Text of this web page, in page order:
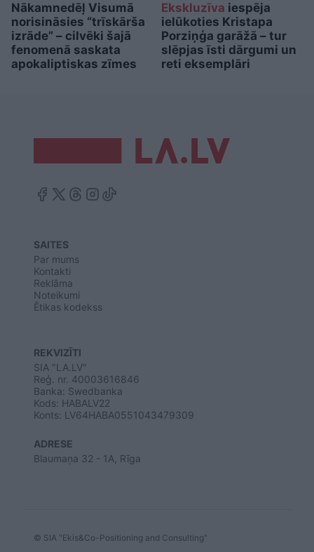
Nākamnedēļ Visumā
norisināsies “trīskārša
izrāde” – cilvēki šajā
fenomenā saskata
apokaliptiskas zīmes
Ekskluzīva iespēja
ielūkoties Kristapa
Porziņģa garāžā – tur
slēpjas īsti dārgumi un
reti eksemplāri
SAITES
Par mums
Kontakti
Reklāma
Noteikumi
Ētikas kodekss
REKVIZĪTI
SIA "LA.LV"
Reģ. nr. 40003616846
Banka: Swedbanka
Kods: HABALV22
Konts: LV64HABA0551043479309
ADRESE
Blaumaņa 32 - 1A, Rīga
© SIA "Ekis&Co-Positioning and Consulting"